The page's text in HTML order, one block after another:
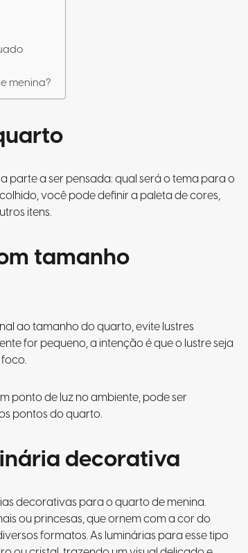
menina?
parte a ser pensada: qual será o tema para o
você pode definir a paleta de cores,
itens.
tamanho
ao tamanho do quarto, evite lustres
for pequeno, a intenção é que o lustre seja
ponto de luz no ambiente, pode ser
pontos do quarto.
decorativa
decorativas para o quarto de menina.
ou princesas, que ornem com a cor do
formatos. As luminárias para esse tipo